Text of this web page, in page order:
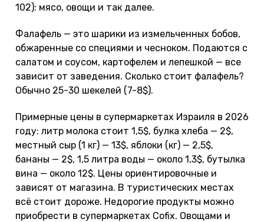
102): мясо, овощи и так далее.
Фалафель — это шарики из измельченных бобов,
обжаренные со специями и чесноком. Подаются с
салатом и соусом, картофелем и лепешкой — все
зависит от заведения. Сколько стоит фалафель?
Обычно 25-30 шекелей (7-8$).
Примерные цены в супермаркетах Израиля в 2026
году: литр молока стоит 1,5$, булка хлеба — 2$,
местный сыр (1 кг) — 13$, яблоки (кг) — 2,5$,
бананы — 2$, 1,5 литра воды — около 1,3$, бутылка
вина — около 12$. Цены ориентировочные и
зависят от магазина. В туристических местах
всё стоит дороже. Недорогие продукты можно
приобрести в супермаркетах Cofix. Овощами и